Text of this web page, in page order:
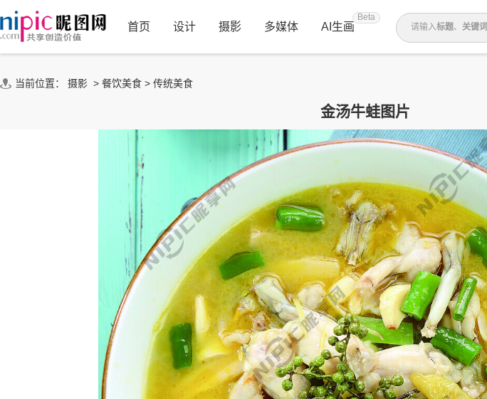
首页 设计 摄影 多媒体 AI生画
Beta
请输入标题、 关键词
当前位置： 摄影 > 餐饮美食 > 传统美食
金汤牛蛙图片